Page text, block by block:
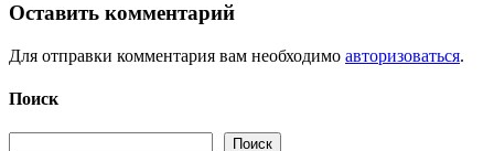
Оставить комментарий
Для отправки комментария вам необходимо авторизоваться.
Поиск
Поиск